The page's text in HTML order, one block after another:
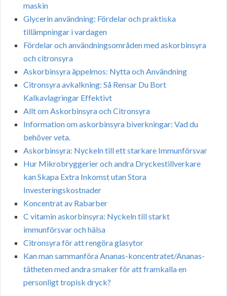
maskin
Glycerin användning: Fördelar och praktiska
tillämpningar i vardagen
Fördelar och användningsområden med askorbinsyra
och citronsyra
Askorbinsyra äppelmos: Nytta och Användning
Citronsyra avkalkning: Så Rensar Du Bort
Kalkavlagringar Effektivt
Allt om Askorbinsyra och Citronsyra
Information om askorbinsyra biverkningar: Vad du
behöver veta.
Askorbinsyra: Nyckeln till ett starkare Immunförsvar
Hur Mikrobryggerier och andra Dryckestillverkare
kan Skapa Extra Inkomst utan Stora
Investeringskostnader
Koncentrat av Rabarber
C vitamin askorbinsyra: Nyckeln till starkt
immunförsvar och hälsa
Citronsyra för att rengöra glasytor
Kan man sammanföra Ananas-koncentratet/Ananas-
tätheten med andra smaker för att framkalla en
personligt tropisk dryck?